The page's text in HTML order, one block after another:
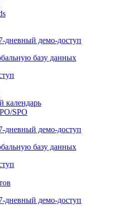
дневный демо-доступ
базу данных
календарь
SPO
дневный демо-доступ
базу данных
дневный демо-доступ